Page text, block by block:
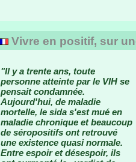
Vivre en positif, sur
"Il y a trente ans, toute
personne atteinte par le VIH se
pensait condamnée.
Aujourd'hui, de maladie
mortelle, le sida s'est mué en
maladie chronique et beaucoup
de séropositifs ont retrouvé
une existence quasi normale.
Entre espoir et désespoir, ils